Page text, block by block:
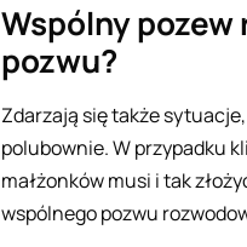
Wspólny
pozwu?
Zdarzają się także
polubownie. W przypadku
małżonków musi i tak
wspólnego pozwu